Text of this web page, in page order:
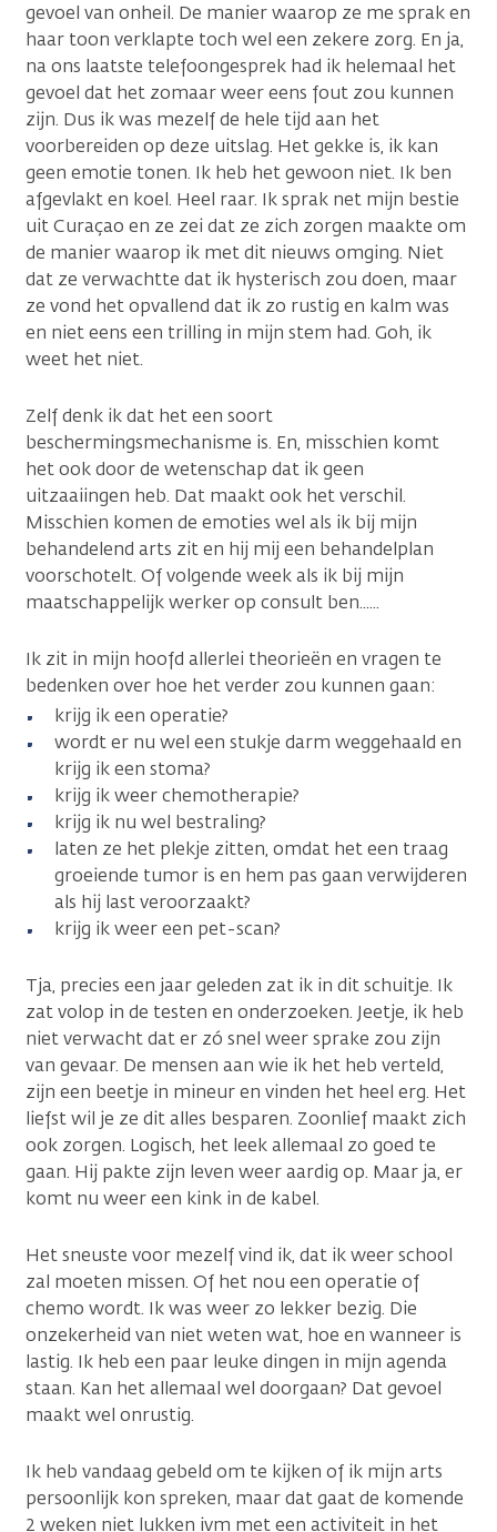
gevoel van onheil. De manier waarop ze me sprak en
haar toon verklapte toch wel een zekere zorg. En ja,
na ons laatste telefoongesprek had ik helemaal het
gevoel dat het zomaar weer eens fout zou kunnen
zijn. Dus ik was mezelf de hele tijd aan het
voorbereiden op deze uitslag. Het gekke is, ik kan
geen emotie tonen. Ik heb het gewoon niet. Ik ben
afgevlakt en koel. Heel raar. Ik sprak net mijn bestie
uit Curaçao en ze zei dat ze zich zorgen maakte om
de manier waarop ik met dit nieuws omging. Niet
dat ze verwachtte dat ik hysterisch zou doen, maar
ze vond het opvallend dat ik zo rustig en kalm was
en niet eens een trilling in mijn stem had. Goh, ik
weet het niet.
Zelf denk ik dat het een soort
beschermingsmechanisme is. En, misschien komt
het ook door de wetenschap dat ik geen
uitzaaiingen heb. Dat maakt ook het verschil.
Misschien komen de emoties wel als ik bij mijn
behandelend arts zit en hij mij een behandelplan
voorschotelt. Of volgende week als ik bij mijn
maatschappelijk werker op consult ben......
Ik zit in mijn hoofd allerlei theorieën en vragen te
bedenken over hoe het verder zou kunnen gaan:
krijg ik een operatie?
wordt er nu wel een stukje darm weggehaald en
krijg ik een stoma?
krijg ik weer chemotherapie?
krijg ik nu wel bestraling?
laten ze het plekje zitten, omdat het een traag
groeiende tumor is en hem pas gaan verwijderen
als hij last veroorzaakt?
krijg ik weer een pet-scan?
Tja, precies een jaar geleden zat ik in dit schuitje. Ik
zat volop in de testen en onderzoeken. Jeetje, ik heb
niet verwacht dat er zó snel weer sprake zou zijn
van gevaar. De mensen aan wie ik het heb verteld,
zijn een beetje in mineur en vinden het heel erg. Het
liefst wil je ze dit alles besparen. Zoonlief maakt zich
ook zorgen. Logisch, het leek allemaal zo goed te
gaan. Hij pakte zijn leven weer aardig op. Maar ja, er
komt nu weer een kink in de kabel.
Het sneuste voor mezelf vind ik, dat ik weer school
zal moeten missen. Of het nou een operatie of
chemo wordt. Ik was weer zo lekker bezig. Die
onzekerheid van niet weten wat, hoe en wanneer is
lastig. Ik heb een paar leuke dingen in mijn agenda
staan. Kan het allemaal wel doorgaan? Dat gevoel
maakt wel onrustig.
Ik heb vandaag gebeld om te kijken of ik mijn arts
persoonlijk kon spreken, maar dat gaat de komende
2 weken niet lukken ivm met een activiteit in het